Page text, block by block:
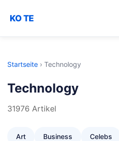
KO TE
Startseite › Technology
Technology
31976 Artikel
Art Business Celebs